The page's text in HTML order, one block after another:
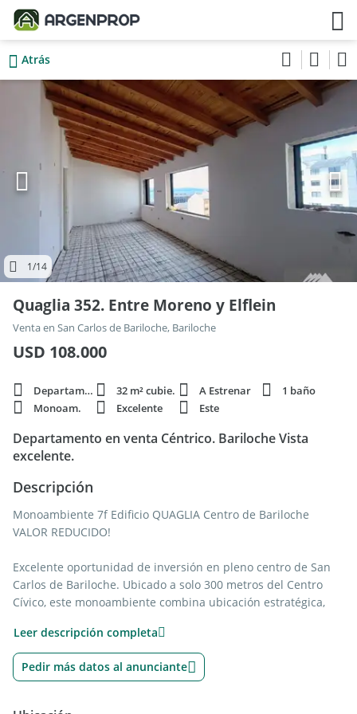
Atrás
1/14
Quaglia 352. Entre Moreno y Elflein
Venta en San Carlos de Bariloche, Bariloche
USD 108.000
Departamento 32 m² cubie. A Estrenar
1 baño
Monoam.
Excelente Este
Departamento en venta Céntrico. Bariloche Vista
excelente.
Descripción
Monoambiente 7f Edificio QUAGLIA Centro de Bariloche
VALOR REDUCIDO!
Excelente oportunidad de inversión en pleno centro de San
Carlos de Bariloche. Ubicado a solo 300 metros del Centro
Cívico, este monoambiente combina ubicación estratégica,
como uso profesional.
La unidad se encuentra en el 7mo y último piso de un
Cuenta con acceso inmediato a los principales comercios,
Leer descripción completa
Pedir más datos al anunciante